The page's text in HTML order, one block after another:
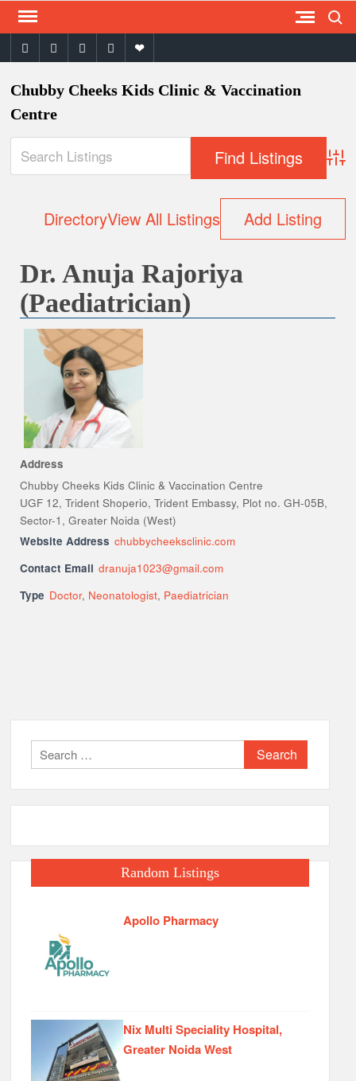
Skip
content facebooktwitter instagram
youtubeemail
Chubby Cheeks Kids Clinic & Vaccination
Centre
DirectoryView All Listings Add Listing
Dr. Anuja Rajoriya
(Paediatrician)
Address
Chubby Cheeks Kids Clinic & Vaccination Centre
UGF 12, Trident Shoperio, Trident Embassy, Plot no. GH-05B,
Sector-1, Greater Noida (West)
Website Address chubbycheeksclinic.com
Contact Email dranuja1023@gmail.com
Type Doctor, Neonatologist, Paediatrician
Search
for:
Random Listings
Apollo Pharmacy
Nix Multi Speciality Hospital,
Greater Noida West